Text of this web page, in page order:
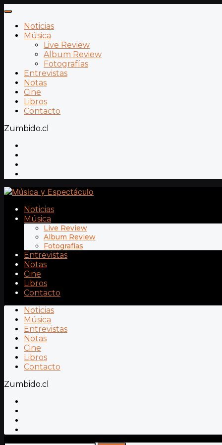
Noticias
Música
Live Review
Album Review
Fotografías
Entrevistas
Notas
Cine
Libros
Contacto
Zumbido.cl
Noticias
Música
Live Review
Album Review
Fotografías
Entrevistas
Notas
Cine
Libros
Contacto
Noticias
Música
Entrevistas
Notas
Cine
Libros
Contacto
Zumbido.cl